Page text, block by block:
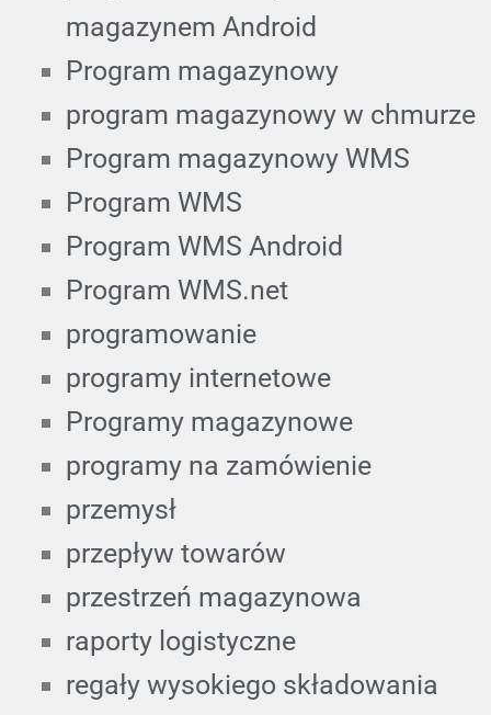
magazynem Android
Program magazynowy
program magazynowy w chmurze
Program magazynowy WMS
Program WMS
Program WMS Android
Program WMS.net
programowanie
programy internetowe
Programy magazynowe
programy na zamówienie
przemysł
przepływ towarów
przestrzeń magazynowa
raporty logistyczne
regały wysokiego składowania